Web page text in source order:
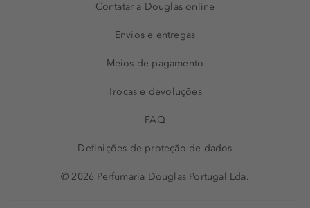
Contatar a Douglas online
Envios e entregas
Meios de pagamento
Trocas e devoluções
FAQ
Definições de proteção de dados
© 2026 Perfumaria Douglas Portugal Lda.